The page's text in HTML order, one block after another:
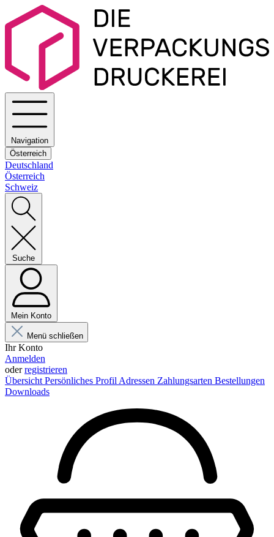
Navigation
Österreich
Deutschland
Österreich
Schweiz
Suche
Mein Konto
Menü schließen
Ihr Konto
Anmelden
oderregistrieren
Übersicht Persönliches Profil Adressen Zahlungsarten Bestellungen
Downloads